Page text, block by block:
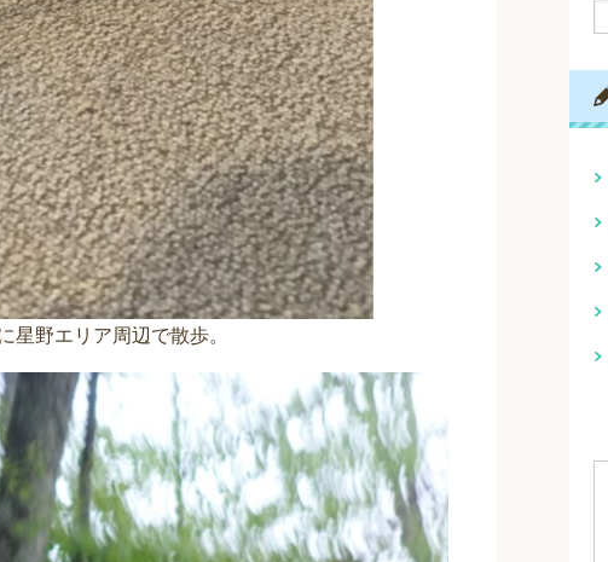
星野エリア周辺で散歩。